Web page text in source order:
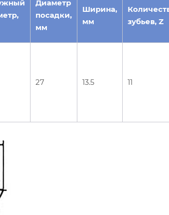
Диаметр
посадки,
мм
Ширина,
мм
зубьев, Z
27 13.5 11